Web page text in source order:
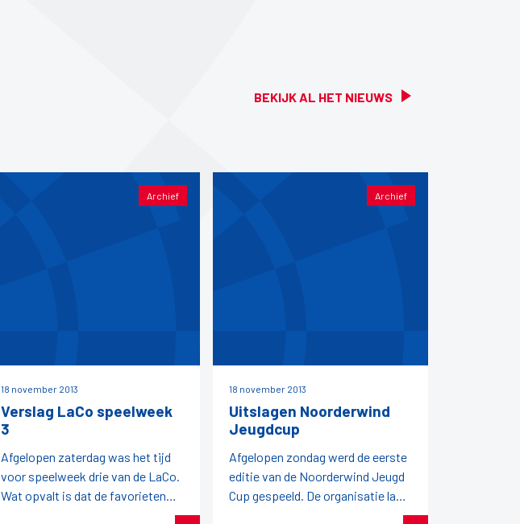
BEKIJK AL HET NIEUWS
Archief
18 november 2013
Verslag LaCo speelweek
3
Afgelopen zaterdag was het tijd
voor speelweek drie van de LaCo.
Wat opvalt is dat de favorieten
voorafgaande aan de wedstrijden
Archief
18 november 2013
Uitslagen Noorderwind
Jeugdcup
Afgelopen zondag werd de eerste
editie van de Noorderwind Jeugd
Cup gespeeld. De organisatie lag
in handen van de FDB en zij zetten